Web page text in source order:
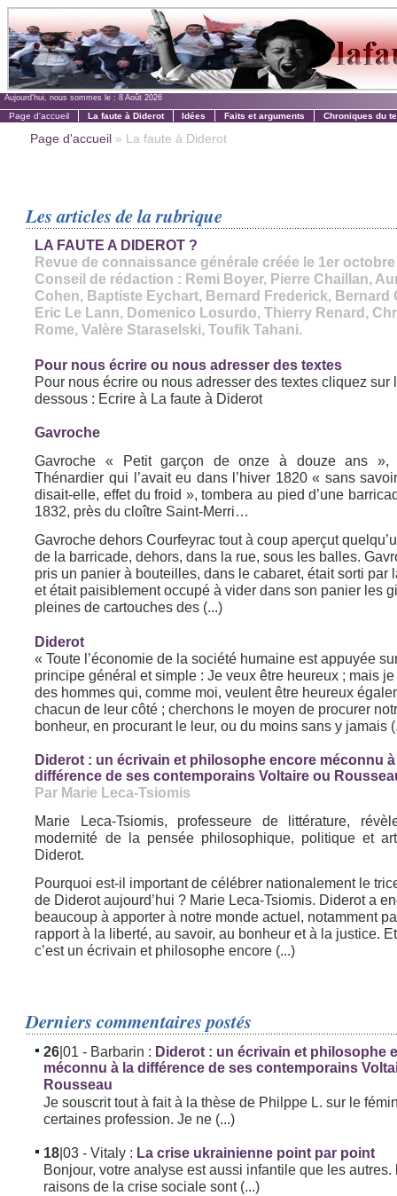
Aujourd'hui, nous sommes le : 8 Août 2026
Page d'accueil La faute à Diderot Idées Faits et arguments Chroniques du
Page d'accueil » La faute à Diderot
Les articles de la rubrique
LA FAUTE A DIDEROT ?
Revue de connaissance générale créée le 1er octobre
Conseil de rédaction : Remi Boyer, Pierre Chaillan,
Cohen, Baptiste Eychart, Bernard Frederick, Bernard
Eric Le Lann, Domenico Losurdo, Thierry Renard,
Rome, Valère Staraselski, Toufik Tahani.
Pour nous écrire ou nous adresser des textes
Pour nous écrire ou nous adresser des textes cliquez sur
dessous : Ecrire à La faute à Diderot
Gavroche
Gavroche « Petit garçon de onze à douze ans
Thénardier qui l’avait eu dans l’hiver 1820 « sans
disait-elle, effet du froid », tombera au pied d’une
1832, près du cloître Saint-Merri…
Gavroche dehors Courfeyrac tout à coup aperçut
de la barricade, dehors, dans la rue, sous les balles.
pris un panier à bouteilles, dans le cabaret, était sorti par
et était paisiblement occupé à vider dans son panier les
pleines de cartouches des (...)
Diderot
« Toute l’économie de la société humaine est appuyée
principe général et simple : Je veux être heureux ; mais
des hommes qui, comme moi, veulent être heureux
chacun de leur côté ; cherchons le moyen de procurer
bonheur, en procurant le leur, ou du moins sans y jamais
Diderot : un écrivain et philosophe encore méconnu
différence de ses contemporains Voltaire ou
Par Marie Leca-Tsiomis
Marie Leca-Tsiomis, professeure de littérature,
modernité de la pensée philosophique, politique et
Diderot.
Pourquoi est-il important de célébrer nationalement le
de Diderot aujourd’hui ? Marie Leca-Tsiomis. Diderot a
beaucoup à apporter à notre monde actuel, notamment
rapport à la liberté, au savoir, au bonheur et à la justice.
c’est un écrivain et philosophe encore (...)
Derniers commentaires postés
26|01 - Barbarin : Diderot : un écrivain et philosophe
méconnu à la différence de ses contemporains
Rousseau
Je souscrit tout à fait à la thèse de Philppe L. sur le
certaines profession. Je ne (...)
18|03 - Vitaly : La crise ukrainienne point par point
Bonjour, votre analyse est aussi infantile que les autres.
raisons de la crise sociale sont (...)